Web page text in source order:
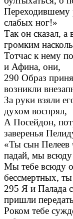
Переходившему
слабых ног!»
Так он сказал, а
громким
Тотчас к нему
и Афина, они,
290 Образ
возникли
За руки взяли
духом воспрял,
А Посейдон,
заверенья
«Ты сын Пелеев
падай, мы всюду
Мы тебе всюду
бессмертных,
295 Я и Палада с
пришли
Роком тебе